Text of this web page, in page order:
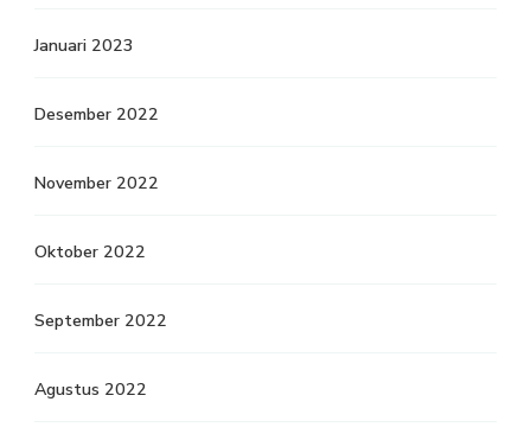
Januari 2023
Desember 2022
November 2022
Oktober 2022
September 2022
Agustus 2022